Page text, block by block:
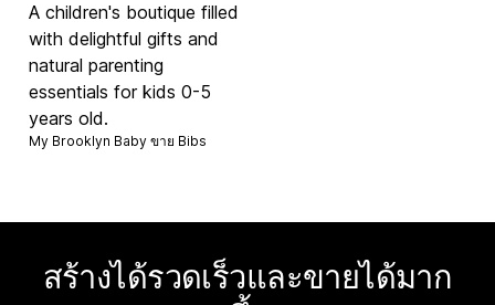
A children's boutique filled
with delightful gifts and
natural parenting
essentials for kids 0-5
years old.
My Brooklyn Baby ขาย Bibs
สร้างได้รวดเร็วและขายได้มาก